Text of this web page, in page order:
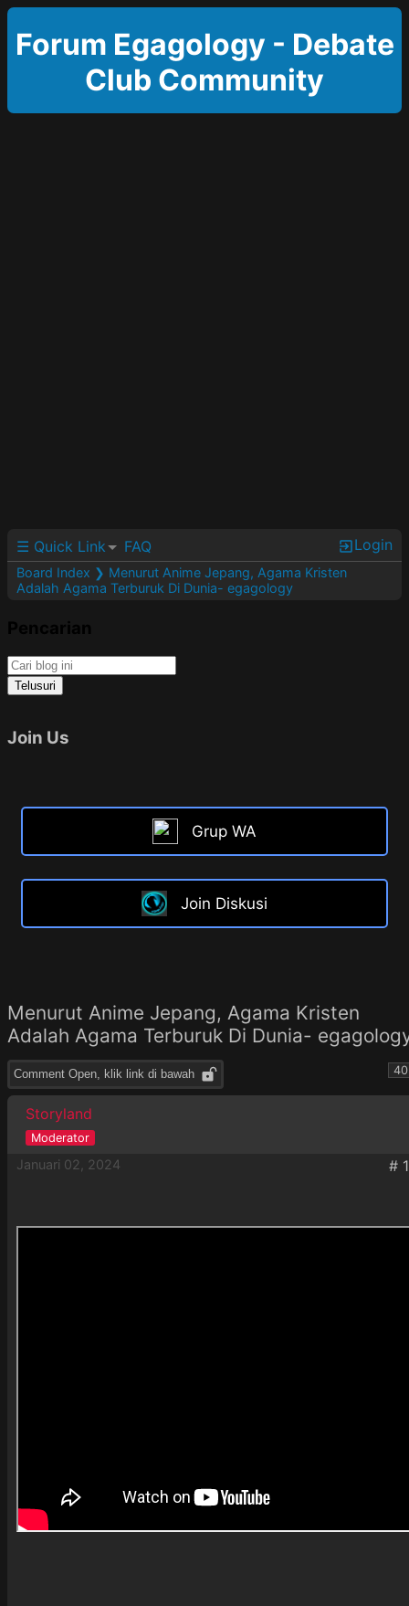
Forum Egagology - Debate
Club Community
☰ Quick Link FAQ Login
Board Index ❯ Menurut Anime Jepang, Agama Kristen
Adalah Agama Terburuk Di Dunia- egagology
Join Us
Grup WA
Join Diskusi
Menurut Anime Jepang, Agama Kristen
Adalah Agama Terburuk Di Dunia-
Comment Open, klik link di bawah 40
Storyland
Januari 02, 2024